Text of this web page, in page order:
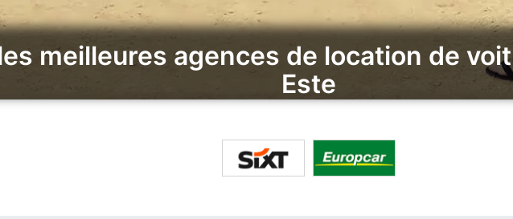
meilleures agences de location de
Este